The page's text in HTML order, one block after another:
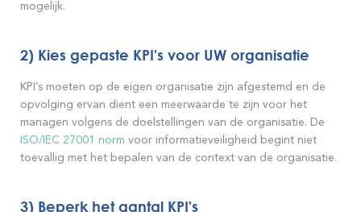
mogelijk.
2) Kies gepaste KPI's voor UW organisatie
KPI’s moeten op de eigen organisatie zijn afgestemd en de
opvolging ervan dient een meerwaarde te zijn voor het
managen volgens de doelstellingen van de organisatie. De
ISO/IEC 27001 norm voor informatieveiligheid begint niet
toevallig met het bepalen van de context van de organisatie.
3) Beperk het aantal KPI's